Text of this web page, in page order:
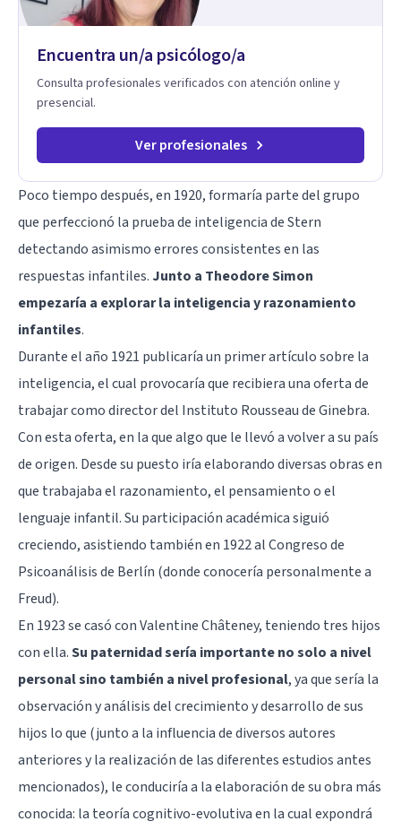
Encuentra un/a psicólogo/a
Consulta profesionales verificados con atención online y
presencial.
Ver profesionales
Poco tiempo después, en 1920, formaría parte del grupo
que perfeccionó la prueba de inteligencia de Stern
detectando asimismo errores consistentes en las
respuestas infantiles. Junto a Theodore Simon
empezaría a explorar la inteligencia y razonamiento
infantiles.
Durante el año 1921 publicaría un primer artículo sobre la
inteligencia, el cual provocaría que recibiera una oferta de
trabajar como director del Instituto Rousseau de Ginebra.
Con esta oferta, en la que algo que le llevó a volver a su país
de origen. Desde su puesto iría elaborando diversas obras en
que trabajaba el razonamiento, el pensamiento o el
lenguaje infantil. Su participación académica siguió
creciendo, asistiendo también en 1922 al Congreso de
Psicoanálisis de Berlín (donde conocería personalmente a
Freud).
En 1923 se casó con Valentine Châteney, teniendo tres hijos
con ella.Su paternidad sería importante no solo a nivel
personal sino también a nivel profesional, ya que sería la
observación y análisis del crecimiento y desarrollo de sus
hijos lo que (junto a la influencia de diversos autores
anteriores y la realización de las diferentes estudios antes
mencionados), le conduciría a la elaboración de su obra más
conocida: la teoría cognitivo-evolutiva en la cual expondrá